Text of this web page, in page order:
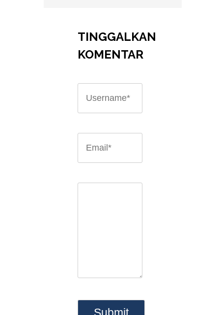
TINGGALKAN
KOMENTAR